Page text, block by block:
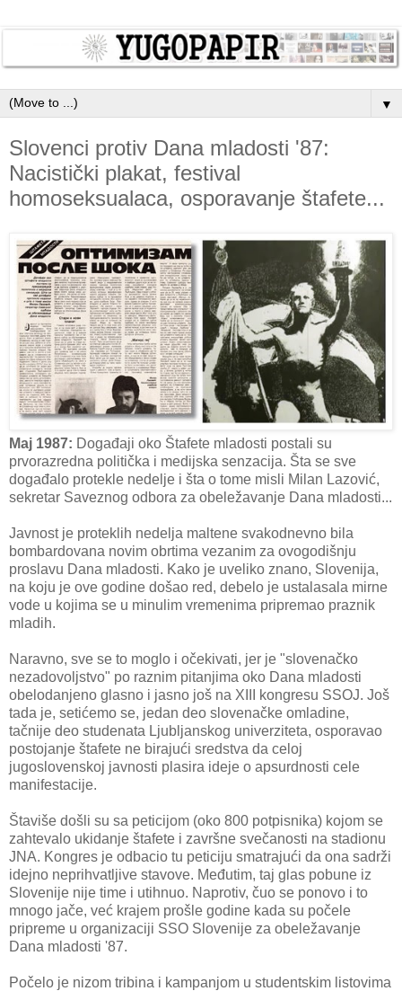
▼
Slovenci protiv Dana mladosti '87:
Nacistički plakat, festival
homoseksualaca, osporavanje štafete...
Maj 1987: Događaji oko Štafete mladosti postali su
prvorazredna politička i medijska senzacija. Šta se sve
događalo protekle nedelje i šta o tome misli Milan Lazović,
sekretar Saveznog odbora za obeležavanje Dana mladosti...
Javnost je proteklih nedelja maltene svakodnevno bila
bombardovana novim obrtima vezanim za ovogodišnju
proslavu Dana mladosti. Kako je uveliko znano, Slovenija,
na koju je ove godine došao red, debelo je ustalasala mirne
vode u kojima se u minulim vremenima pripremao praznik
mladih.
Naravno, sve se to moglo i očekivati, jer je "slovenačko
nezadovoljstvo" po raznim pitanjima oko Dana mladosti
obelodanjeno glasno i jasno još na XIII kongresu SSOJ. Još
tada je, setićemo se, jedan deo slovenačke omladine,
tačnije deo studenata Ljubljanskog univerziteta, osporavao
postojanje štafete ne birajući sredstva da celoj
jugoslovenskoj javnosti plasira ideje o apsurdnosti cele
manifestacije.
Štaviše došli su sa peticijom (oko 800 potpisnika) kojom se
zahtevalo ukidanje štafete i završne svečanosti na stadionu
JNA. Kongres je odbacio tu peticiju smatrajući da ona sadrži
idejno neprihvatljive stavove. Međutim, taj glas pobune iz
Slovenije nije time i utihnuo. Naprotiv, čuo se ponovo i to
mnogo jače, već krajem prošle godine kada su počele
pripreme u organizaciji SSO Slovenije za obeležavanje
Dana mladosti '87.
Počelo je nizom tribina i kampanjom u studentskim listovima